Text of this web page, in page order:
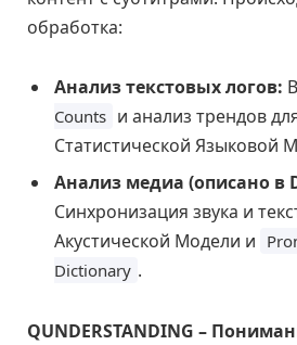
обработка:
Анализ текстовых логов:
Counts и анализ трендов
Статистической Языковой
Анализ медиа (описано в
Синхронизация звука и
Акустической Модели и
Dictionary .
QUNDERSTANDING –